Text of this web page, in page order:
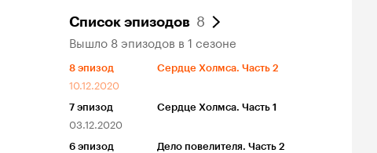
Список эпизодов 8
Вышло 8 эпизодов в 1 сезоне
8 эпизод
10.12.2020
Сердце Холмса. Часть 2
7 эпизод
03.12.2020
Сердце Холмса. Часть 1
6 эпизод Дело повелителя. Часть 2